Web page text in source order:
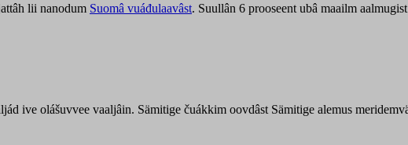
lii nanodum Suomâ vuáđulaavâst. Suullân 6 prooseent ubâ maailm
ive olášuvvee vaaljâin. Sämitige čuákkim oovdâst Sämitige alemus